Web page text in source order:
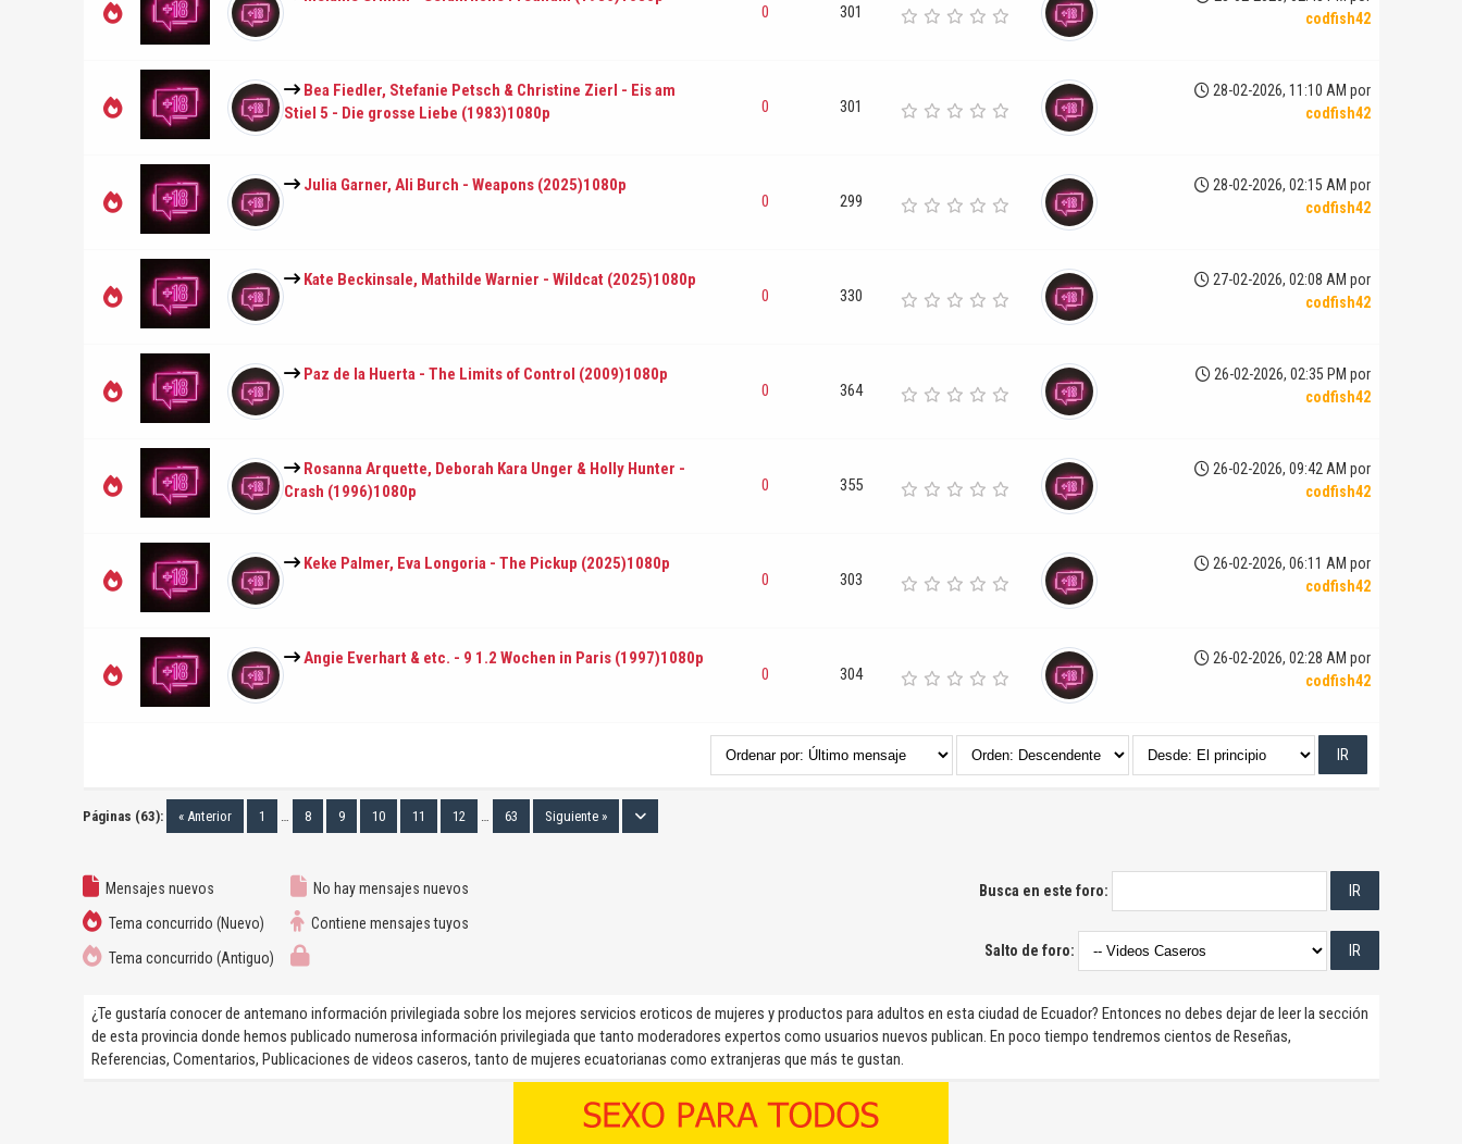
0
301
codfish42
Bea Fiedler, Stefanie Petsch & Christine Zierl - Eis am
Stiel 5 - Die grosse Liebe (1983)1080p
0 301
28-02-2026, 11:10 AM por
codfish42
Julia Garner, Ali Burch - Weapons (2025)1080p
0
299
28-02-2026, 02:15 AM por
codfish42
Kate Beckinsale, Mathilde Warnier - Wildcat (2025)1080p
0
330
27-02-2026, 02:08 AM por
codfish42
Paz de la Huerta - The Limits of Control (2009)1080p
0
364
26-02-2026, 02:35 PM por
codfish42
Rosanna Arquette, Deborah Kara Unger & Holly Hunter -
Crash (1996)1080p
0 355
26-02-2026, 09:42 AM por
codfish42
Keke Palmer, Eva Longoria - The Pickup (2025)1080p
0
303
26-02-2026, 06:11 AM por
codfish42
Angie Everhart & etc. - 9 1.2 Wochen in Paris (1997)1080p
0
304
26-02-2026, 02:28 AM por
codfish42
Páginas (63): « Anterior 1 … 8 9 10 11 12 … 63 Siguiente »
Mensajes nuevos
Tema concurrido (Nuevo)
Tema concurrido (Antiguo)
No hay mensajes nuevos
Contiene mensajes tuyos
Busca en este foro:
Salto de foro:
¿Te gustaría conocer de antemano información privilegiada sobre los mejores servicios eroticos de mujeres y productos para adultos en esta ciudad de Ecuador? Entonces no debes dejar de leer la sección
de esta provincia donde hemos publicado numerosa información privilegiada que tanto moderadores expertos como usuarios nuevos publican. En poco tiempo tendremos cientos de Reseñas,
Referencias, Comentarios, Publicaciones de videos caseros, tanto de mujeres ecuatorianas como extranjeras que más te gustan.